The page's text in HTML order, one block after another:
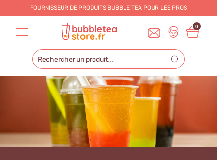
FOURNISSEUR DE PRODUITS BUBBLE TEA POUR LES PROS
0